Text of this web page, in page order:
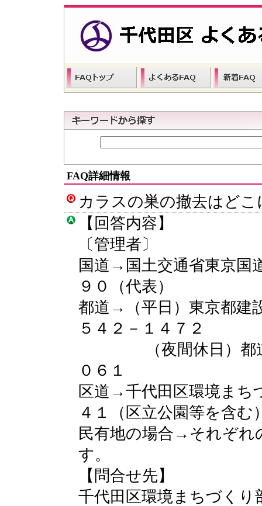
FAQ詳細情報
カラスの巣の撤去はど
【回答内容】
〔管理者〕
国道→国土交通省東京国
９０（代表）
都道→（平日）東京都建
５４２－１４７２
（夜間休日）都道管
０６１
区道→千代田区環境まち
４１（区立公園等を含む
民有地の場合→それぞれ
す。
【問合せ先】
千代田区環境まちづくり